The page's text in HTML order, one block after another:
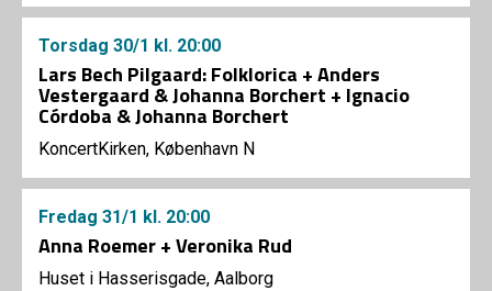
Torsdag 30/1 kl. 20:00
Lars Bech Pilgaard: Folklorica + Anders
Vestergaard & Johanna Borchert + Ignacio
Córdoba & Johanna Borchert
KoncertKirken, København N
Fredag 31/1 kl. 20:00
Anna Roemer + Veronika Rud
Huset i Hasserisgade, Aalborg